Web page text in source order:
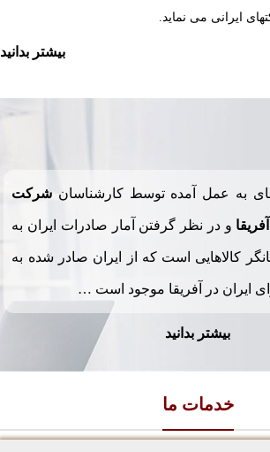
ایرانی می نماید.
بیشتر بدانید
به عمل آمده توسط کارشناسان شرکت
و در نظر گرفتن آمار صادرات ایران به
کالاهایی است که از ایران صادر شده به
ایران در آفریقا موجود است …
بیشتر بدانید
خدمات ما